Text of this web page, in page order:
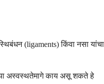
(ligaments) किंवा नसा यांचा
अस्वस्थतेमागे काय असू शकते हे